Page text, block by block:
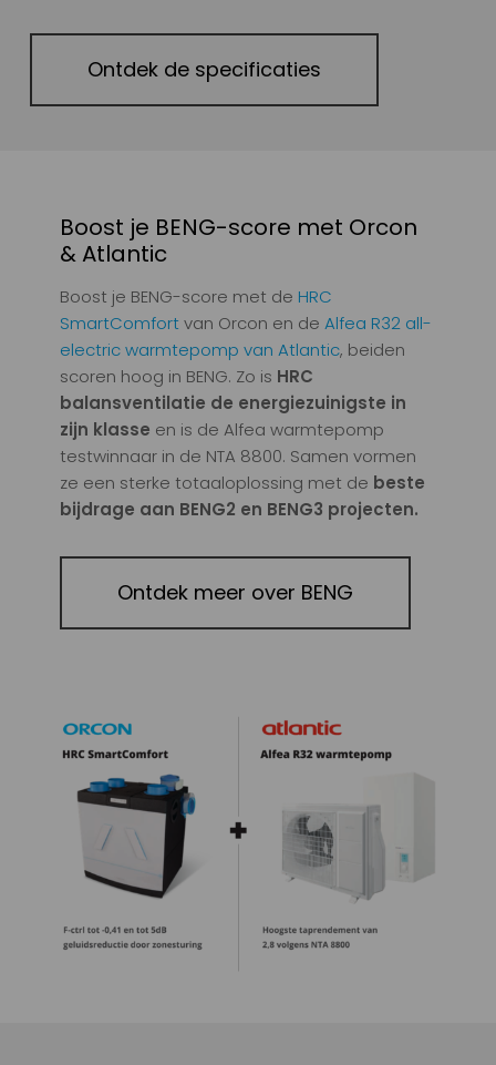
Ontdek de specificaties
Boost je BENG-score met Orcon
& Atlantic
Boost je BENG-score met de HRC
SmartComfortvan Orcon en de Alfea R32 all-
electric warmtepomp van Atlantic, beiden
scoren hoog in BENG. Zo is HRC
balansventilatie de energiezuinigste in
zijn klasse en is de Alfea warmtepomp
testwinnaar in de NTA 8800. Samen vormen
ze een sterke totaaloplossing met de beste
bijdrage aan BENG2 en BENG3 projecten.
Ontdek meer over BENG